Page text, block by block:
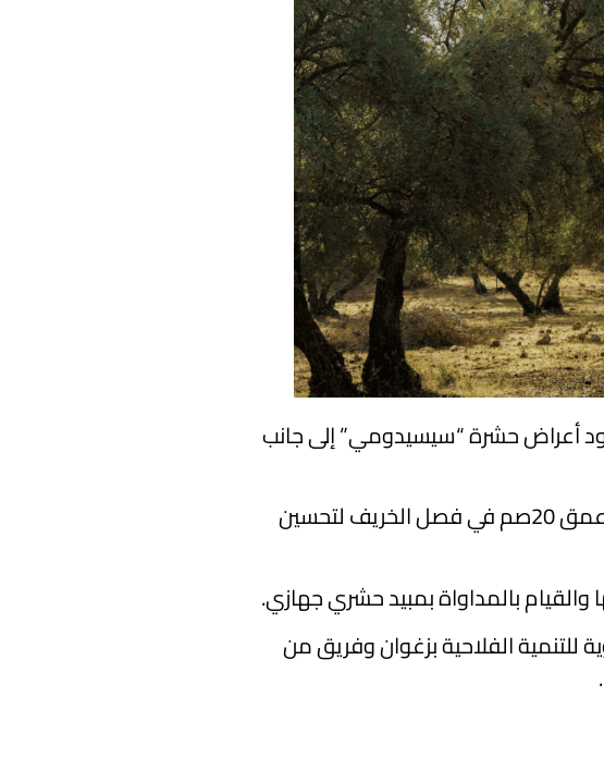
أعراض حشرة “سيسيدومي” إلى جانب
وأوصت مندوبية الفلاحة، بسقي الأشجار التي تظهر عليها علامة إصفرار ونثر الأسمدة العضوية على عمق 20صم في فصل الخريف لتحسين
بالمداواة بمبيد حشري جهازي.
للتنمية الفلاحية بزغوان وفريق من